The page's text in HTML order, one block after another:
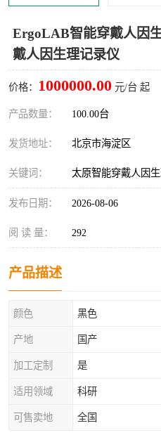
ErgoLAB智能穿戴人因
戴人因生理记录仪
价格： 1000000.00 元/台 起
产品数量： 100.00台
发货地址： 北京市海淀区
关键词： 太原智能穿戴人因
发布日期： 2026-08-06
阅 读 量： 292
产品描述
颜色 黑色
产地 国产
加工定制 是
适用领域 科研
可售卖地 全国